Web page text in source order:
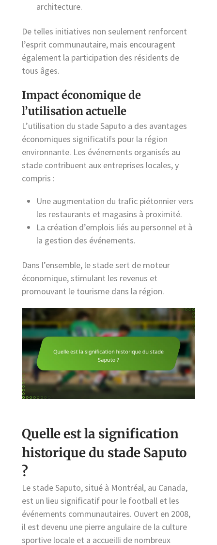
architecture.
De telles initiatives non seulement renforcent
l’esprit communautaire, mais encouragent
également la participation des résidents de
tous âges.
Impact économique de
l’utilisation actuelle
L’utilisation du stade Saputo a des avantages
économiques significatifs pour la région
environnante. Les événements organisés au
stade contribuent aux entreprises locales, y
compris :
Une augmentation du trafic piétonnier vers
les restaurants et magasins à proximité.
La création d’emplois liés au personnel et à
la gestion des événements.
Dans l’ensemble, le stade sert de moteur
économique, stimulant les revenus et
promouvant le tourisme dans la région.
Quelle est la signification
historique du stade Saputo
?
Le stade Saputo, situé à Montréal, au Canada,
est un lieu significatif pour le football et les
événements communautaires. Ouvert en 2008,
il est devenu une pierre angulaire de la culture
sportive locale et a accueilli de nombreux